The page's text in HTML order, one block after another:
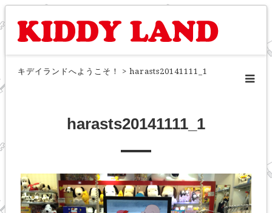
キデイランドへようこそ！ > harasts20141111_1
harasts20141111_1